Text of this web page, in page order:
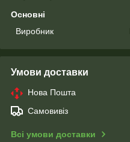
Основні
Виробник
Умови доставки
Нова Пошта
Самовивіз
Всі умови доставки